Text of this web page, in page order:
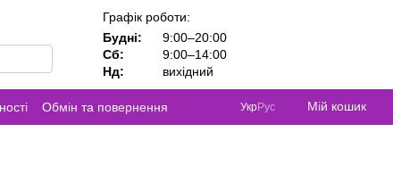
Графік роботи:
Будні:
9:00–20:00
Сб:
9:00–14:00
Нд:
вихідний
Обмін та повернення
УкрРус Мій кошик